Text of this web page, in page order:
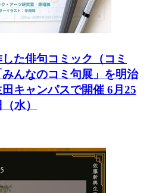
た俳句コミック（コミ
んなのコミ句展」を明治
キャンパスで開催 6月25
水）